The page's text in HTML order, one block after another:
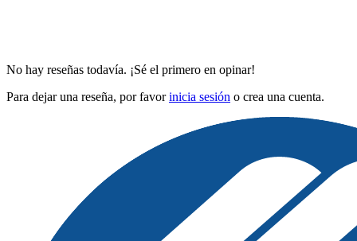
No hay reseñas todavía. ¡Sé el primero en opinar!
Para dejar una reseña, por favorinicia sesión o crea una cuenta.